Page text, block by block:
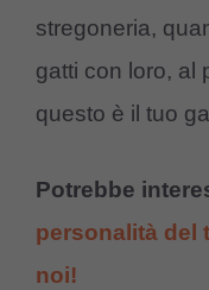
stregoneria,
gatti con loro, al
questo è il tuo
Potrebbe
personalità del
noi!